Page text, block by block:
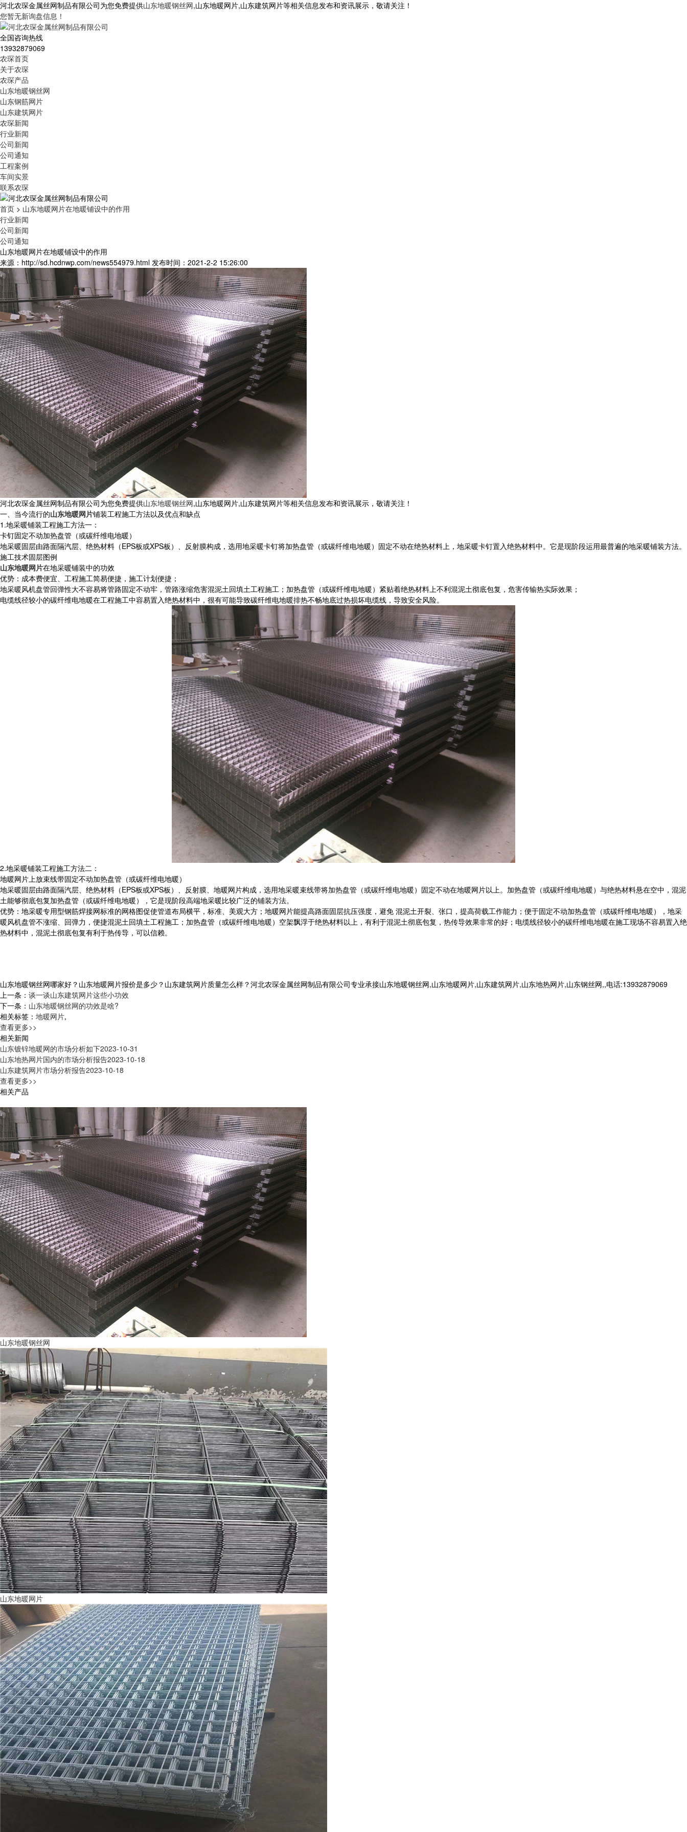
河北农琛金属丝网制品有限公司为您免费提供山东地暖钢丝网,山东地暖网片,山东建筑网片等相关信息发布和资讯展示，敬请关注！
您暂无新询盘信息！
全国咨询热线
13932879069
农琛首页
关于农琛
农琛产品
山东地暖钢丝网
山东钢筋网片
山东建筑网片
农琛新闻
行业新闻
公司新闻
公司通知
工程案例
车间实景
联系农琛
首页 > 山东地暖网片在地暖铺设中的作用
行业新闻
公司新闻
公司通知
山东地暖网片在地暖铺设中的作用
来源：http://sd.hcdnwp.com/news554979.html 发布时间：2021-2-2 15:26:00
河北农琛金属丝网制品有限公司为您免费提供山东地暖钢丝网,山东地暖网片,山东建筑网片等相关信息发布和资讯展示，敬请关注！
一、当今流行的山东地暖网片铺装工程施工方法以及优点和缺点
1.地采暖铺装工程施工方法一：
卡钉固定不动加热盘管（或碳纤维电地暖）
地采暖固层由路面隔汽层、绝热材料（EPS板或XPS板）、反射膜构成，选用地采暖卡钉将加热盘管（或碳纤维电地暖）固定不动在绝热材料上，地采暖卡钉置入绝热材料中。它是现阶段运用最普遍的地采暖铺装方法。
施工技术固层图例
山东地暖网片在地采暖铺装中的功效
优势：成本费便宜、工程施工简易便捷，施工计划便捷；
地采暖风机盘管回弹性大不容易将管路固定不动牢，管路涨缩危害混泥土回填土工程施工；加热盘管（或碳纤维电地暖）紧贴着绝热材料上不利混泥土彻底包复，危害传输热实际效果；
电缆线径较小的碳纤维电地暖在工程施工中容易置入绝热材料中，很有可能导致碳纤维电地暖排热不畅地底过热损坏电缆线，导致安全风险。
2.地采暖铺装工程施工方法二：
地暖网片上放束线带固定不动加热盘管（或碳纤维电地暖）
地采暖固层由路面隔汽层、绝热材料（EPS板或XPS板）、反射膜、地暖网片构成，选用地采暖束线带将加热盘管（或碳纤维电地暖）固定不动在地暖网片以上。加热盘管（或碳纤维电地暖）与绝热材料悬在空中，混泥
土能够彻底包复加热盘管（或碳纤维电地暖），它是现阶段高端地采暖比较广泛的铺装方法。
优势：地采暖专用型钢筋焊接网标准的网格图促使管道布局横平，标准、美观大方；地暖网片能提高路面固层抗压强度，避免 混泥土开裂、张口，提高荷载工作能力；便于固定不动加热盘管（或碳纤维电地暖），地采
暖风机盘管不涨缩、回弹力，便捷混泥土回填土工程施工；加热盘管（或碳纤维电地暖）空架飘浮于绝热材料以上，有利于混泥土彻底包复，热传导效果非常的好；电缆线径较小的碳纤维电地暖在施工现场不容易置入绝
热材料中，混泥土彻底包复有利于热传导，可以信赖。
山东地暖钢丝网哪家好？山东地暖网片报价是多少？山东建筑网片质量怎么样？河北农琛金属丝网制品有限公司专业承接山东地暖钢丝网,山东地暖网片,山东建筑网片,山东地热网片,山东钢丝网,,电话:13932879069
上一条： 谈一谈山东建筑网片这些小功效
下一条： 山东地暖钢丝网的功效是啥?
相关标签： 地暖网片,
查看更多>>
相关新闻
山东镀锌地暖网的市场分析如下2023-10-31
山东地热网片国内的市场分析报告2023-10-18
山东建筑网片市场分析报告2023-10-18
查看更多>>
相关产品
山东地暖钢丝网
山东地暖网片